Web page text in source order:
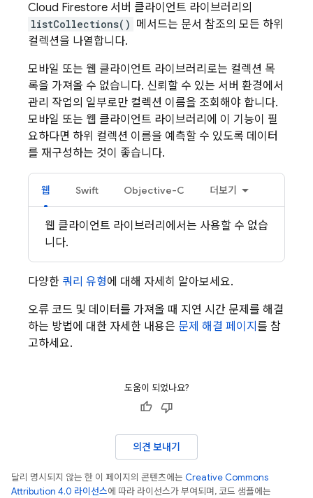
Cloud Firestore 서버 클라이언트 라이브러리의
listCollections() 메서드는 문서 참조의 모든 하위
컬렉션을 나열합니다.
모바일 또는 웹 클라이언트 라이브러리로는 컬렉션 목
록을 가져올 수 없습니다. 신뢰할 수 있는 서버 환경에서
관리 작업의 일부로만 컬렉션 이름을 조회해야 합니다.
모바일 또는 웹 클라이언트 라이브러리에 이 기능이 필
요하다면 하위 컬렉션 이름을 예측할 수 있도록 데이터
를 재구성하는 것이 좋습니다.
웹 Swift Objective-C 더보기
웹 클라이언트 라이브러리에서는 사용할 수 없습
니다.
다양한 쿼리 유형에 대해 자세히 알아보세요.
오류 코드 및 데이터를 가져올 때 지연 시간 문제를 해결
하는 방법에 대한 자세한 내용은 문제 해결 페이지 를 참
고하세요.
도움이 되었나요?
의견 보내기
달리 명시되지 않는 한 이 페이지의 콘텐츠에는 Creative Commons
Attribution 4.0 라이선스에 따라 라이선스가 부여되며, 코드 샘플에는